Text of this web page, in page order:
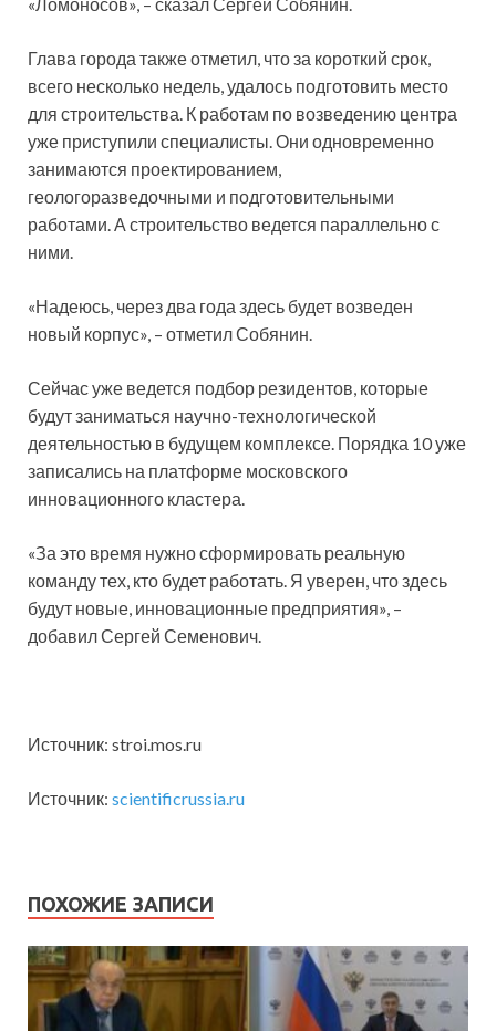
Глава города также отметил, что за короткий срок,
всего несколько недель, удалось подготовить место
для строительства. К работам по возведению центра
уже приступили специалисты. Они одновременно
занимаются проектированием,
геологоразведочными и подготовительными
работами. А строительство ведется параллельно с
ними.
«Надеюсь, через два года здесь будет возведен
новый корпус», – отметил Собянин.
Сейчас уже ведется подбор резидентов, которые
будут заниматься научно-технологической
деятельностью в будущем комплексе. Порядка 10 уже
записались на платформе московского
инновационного кластера.
«За это время нужно сформировать реальную
команду тех, кто будет работать. Я уверен, что здесь
будут новые, инновационные предприятия», –
добавил Сергей Семенович.
Источник: stroi.mos.ru
Источник: scientificrussia.ru
ПОХОЖИЕ ЗАПИСИ